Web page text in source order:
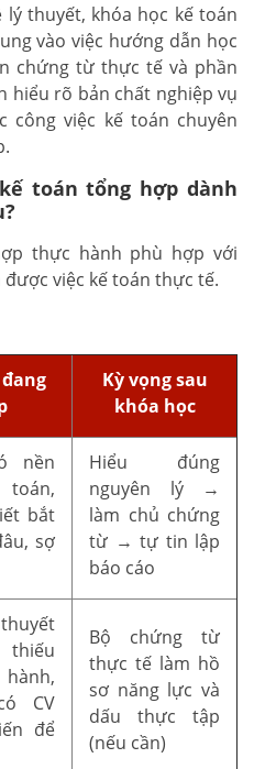
lý thuyết, khóa học kế toán
vào việc hướng dẫn học
chứng từ thực tế và phần
hiểu rõ bản chất nghiệp vụ
công việc kế toán chuyên
toán tổng hợp dành
thực hành phù hợp với
việc kế toán thực tế.
Kỳ vọng sau
khóa học
nền
toán,
bắt
sợ
Hiểu đúng
nguyên lý →
làm chủ chứng
từ → tự tin lập
báo cáo
CV
để
Bộ chứng từ
thực tế làm hồ
sơ năng lực và
dấu thực tập
(nếu cần)